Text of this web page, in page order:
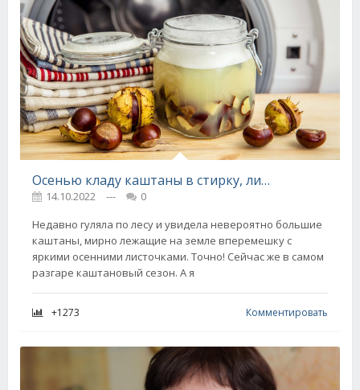
Осенью кладу каштаны в стирку, лишь избранные знают этот ценный трюк
14.10.2022 ---
0
Недавно гуляла по лесу и увидела невероятно большие
каштаны, мирно лежащие на земле вперемешку с
яркими осенними листочками. Точно! Сейчас же в самом
разгаре каштановый сезон. А я
+1273 Комментировать